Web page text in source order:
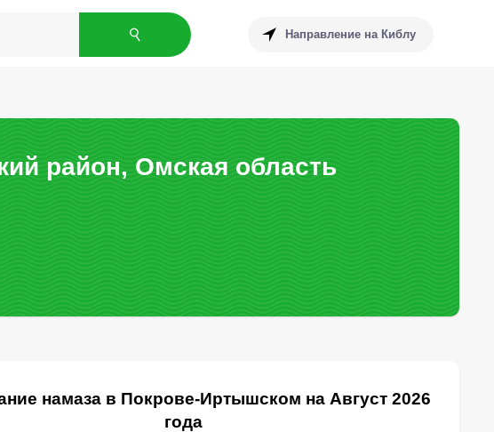
Направление на Киблу
район, Омская область
намаза в Покрове-Иртышском на Август 2026
года